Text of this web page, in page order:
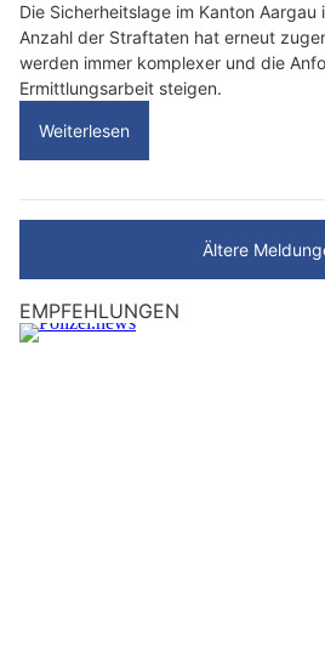
Die Sicherheitslage im Kanton
Anzahl der Straftaten hat erneut
werden immer komplexer und die
Ermittlungsarbeit steigen.
Weiterlesen
Ältere
EMPFEHLUNGEN